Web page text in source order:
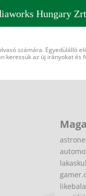
Hungary
számára. Egyedülálló
keressük az új irányokat és